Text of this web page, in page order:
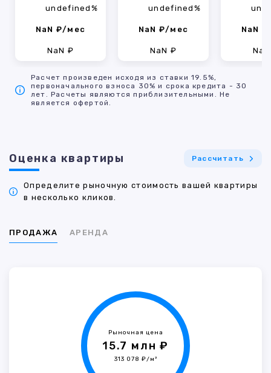
undefined%
NaN ₽/мес
NaN ₽
undefined%
NaN ₽/мес
NaN ₽
NaN
Расчет произведен исходя из ставки 19.5%,
первоначального взноса 30% и срока кредита - 30
лет. Расчеты являются приблизительными. Не
является офертой.
Оценка квартиры Рассчитать
Определите рыночную стоимость вашей квартиры
в несколько кликов.
ПРОДАЖА АРЕНДА
Рыночная цена
15.7 млн ₽
313 078 ₽/м²